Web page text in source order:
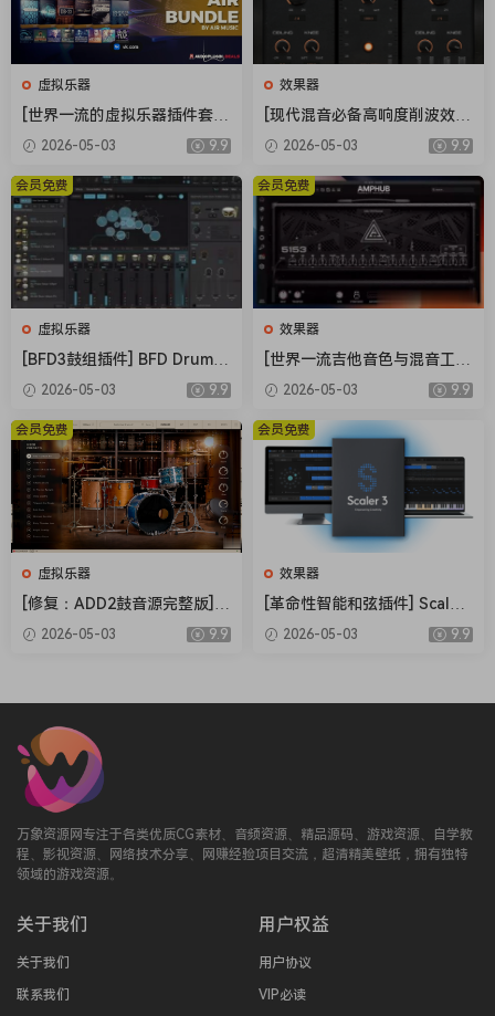
Custom IR loader
Load, tilt and re-size your own impulse responses in place
of any cabinet.
A new mixer lets you easily blend multiple cabs, mics and DI,
with 23 new mixing effects, including some from T-RackS 5
to add a final studio sheen to any track.
New Gear
Over 130 brand new models, including 2 new stomps, 5
acclaimed amps, 2 new rooms, 23 new rack FX and over 100
completely re-captured cabinets.
New preset sharing community
ToneNET is a free web platform with social features
users.
x64: SAL, AAX, VST3, VST2 | x86: JBridge
ONE GIANT LEAP FOR AMPKIND
Uninstall the previous version, as this has a
new
Rock on and enjoy!
This release cannot be affected by IK Product
Manager.
Requires Microsfoft Visual C++ 2015-2019
Redistributable
v14.27.29016.0 (x64) or greater.
虚拟乐器
[世界一流的虚拟乐器插件套
装] AIR Music Technology In
struments Bundle 2025-R2
R [WiN]（5.92GB）
2026-05-03 9.9
效果器
[现代混音必备高响度削波效果
插件] Audioloom Maciel Aud
io Deux Clipper v1.0.0 [WiN,
MacOSX]（34.5MB+145MB)
2026-05-03 9.9
虚拟乐器
[BFD3鼓组插件] BFD Drums
BFD3 v3.5.0.49-R2R [WiN]
2026-05-03 9.9
会员免费
效果器
[世界一流吉他音色与混音工具
全套合集] STL Tones Bundle
v2026.04 [WiN, MacOSX]（1.
48GB+3.34GB）
2026-05-03 9.9
会员免费
虚拟乐器
[修复：ADD2鼓音源完整版] X
LN Audio Addictive Drums 2
Complete v2.9.0.4 FIXED ON
2026-05-03 9.9
会员免费
效果器
[革命性智能和弦插件] Scaler
Music Scaler 3 v3.2.2 Regge
d-HCiSO [MacOSX]（1.45G
2026-05-03 9.9
会员免费
万象资源网专注于各类优质CG素材、音频资源、精品源码、游戏资源、自学教
程、影视资源、网络技术分享、网赚经验项目交流，超清精美壁纸，拥有独特
领域的游戏资源。
关于我们
关于我们
联系我们
用户权益
用户协议
VIP必读